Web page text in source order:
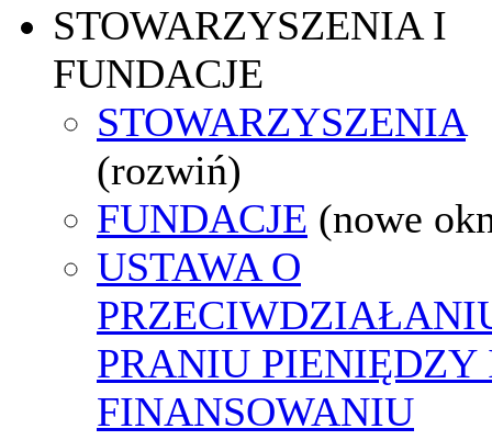
STOWARZYSZENIA I
FUNDACJE
STOWARZYSZENIA
(rozwiń)
FUNDACJE (nowe
USTAWA O
PRANIU PIENIĘDZY
FINANSOWANIU